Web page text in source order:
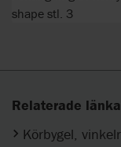
shape stl. 3
Relaterade
Körbygel,